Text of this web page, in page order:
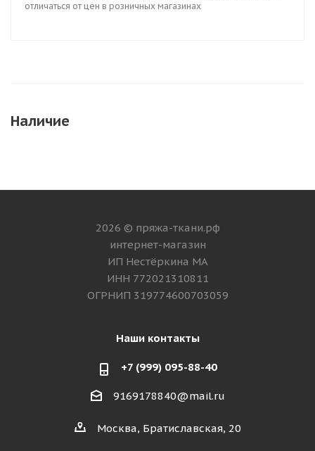
отличаться от цен в розничных магазинах
Наличие
2026 © пряжа-ткани.рф
интернет-магазин
ИП Нестёркина МА
ИНН 772021310811
ОГРНИП 319774600703059
Наши контакты
+7 (999) 095-88-40
9169178840@mail.ru
Москва, Братиславская, 20